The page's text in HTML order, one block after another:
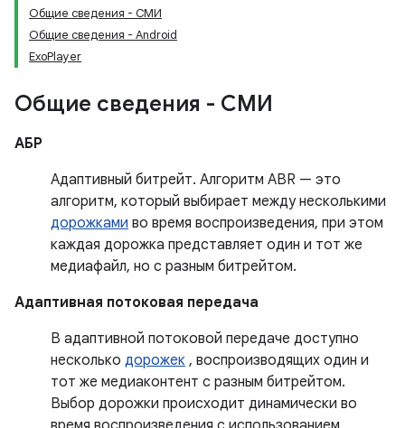
Общие сведения - СМИ
Общие сведения - Android
ExoPlayer
Общие сведения - СМИ
АБР
Адаптивный битрейт. Алгоритм ABR — это
алгоритм, который выбирает между несколькими
дорожками во время воспроизведения, при этом
каждая дорожка представляет один и тот же
медиафайл, но с разным битрейтом.
Адаптивная потоковая передача
В адаптивной потоковой передаче доступно
несколько дорожек , воспроизводящих один и
тот же медиаконтент с разным битрейтом.
Выбор дорожки происходит динамически во